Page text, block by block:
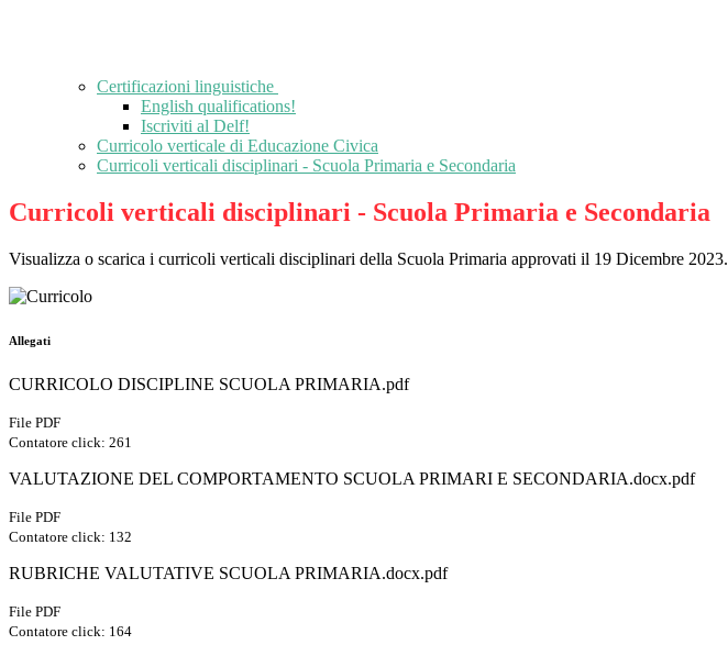
Certificazioni linguistiche
English qualifications!
Iscriviti al Delf!
Curricolo verticale di Educazione Civica
Curricoli verticali disciplinari - Scuola Primaria e Secondaria
Curricoli verticali disciplinari - Scuola Primaria e Secondaria
Visualizza o scarica i curricoli verticali disciplinari della Scuola Primaria approvati il 19 Dicembre 2023.
Allegati
CURRICOLO DISCIPLINE SCUOLA PRIMARIA.pdf
File PDF
Contatore click: 261
VALUTAZIONE DEL COMPORTAMENTO SCUOLA PRIMARI E SECONDARIA.docx.pdf
File PDF
Contatore click: 132
RUBRICHE VALUTATIVE SCUOLA PRIMARIA.docx.pdf
File PDF
Contatore click: 164